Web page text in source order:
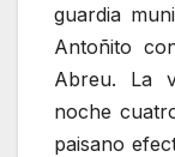
guardia
Antoñito
Abreu. La
noche
paisano